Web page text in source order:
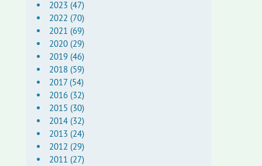
2023 (47)
2022 (70)
2021 (69)
2020 (29)
2019 (46)
2018 (59)
2017 (54)
2016 (32)
2015 (30)
2014 (32)
2013 (24)
2012 (29)
2011 (27)